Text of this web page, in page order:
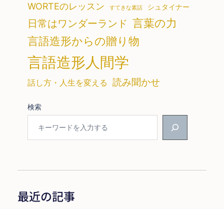
WORTEのレッスン すてきな素話 シュタイナー
日常はワンダーランド 言葉の力
言語造形からの贈り物
言語造形人間学
話し方・人生を変える 読み聞かせ
検索
最近の記事